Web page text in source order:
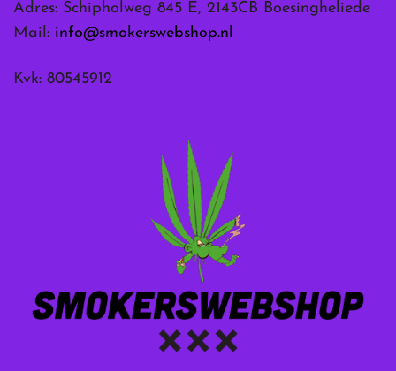
Adres: Schipholweg 845 E, 2143CB Boesingheliede
Mail: info@smokerswebshop.nl
Kvk: 80545912